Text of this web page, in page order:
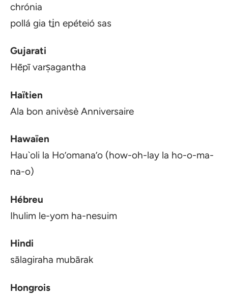
chrónia
pollá gia ti̱n epéteió sas
Gujarati
Hēpī varṣagantha
Haïtien
Ala bon anivèsè Anniversaire
Hawaïen
Hau`oli la Ho’omana’o (how-oh-lay la ho-o-ma-
na-o)
Hébreu
Ihulim le-yom ha-nesuim
Hindi
sālagiraha mubārak
Hongrois